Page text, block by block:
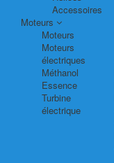
Accessoires
Moteurs
Moteurs
Moteurs
électriques
Méthanol
Essence
Turbine
électrique